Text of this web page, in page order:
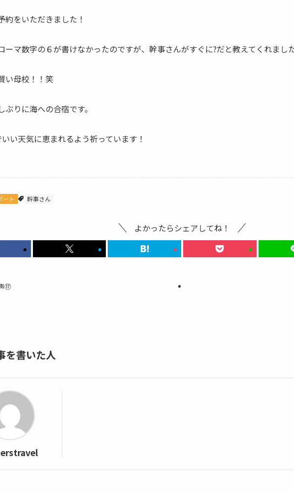
約をいただきました！
ーマ数字の６が書けなかったのですが、幹事さんがすぐに?だと教えてくれまし
い母校！！笑
ぶりに海への合宿です。
い天気に恵まれるよう祈っています！
ート 幹事さん
よかったらシェアしてね！
⑰
を書いた人